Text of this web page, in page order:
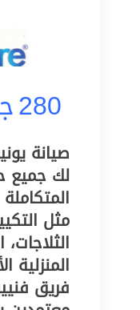
280
صيانة
لك جميع
مثل
المنزلية
فريق